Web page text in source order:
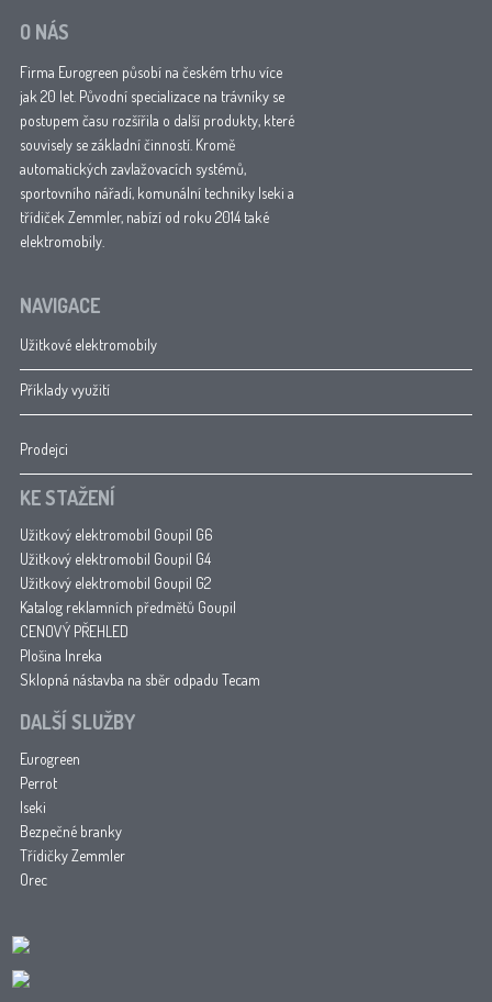
O NÁS
Firma Eurogreen působí na českém trhu více
jak 20 let. Původní specializace na trávníky se
postupem času rozšířila o další produkty, které
souvisely se základní činností. Kromě
automatických zavlažovacích systémů,
sportovního nářadí, komunální techniky Iseki a
třídiček Zemmler, nabízí od roku 2014 také
elektromobily.
NAVIGACE
Užitkové elektromobily
Příklady využití
Prodejci
KE STAŽENÍ
Užitkový elektromobil Goupil G6
Užitkový elektromobil Goupil G4
Užitkový elektromobil Goupil G2
Katalog reklamních předmětů Goupil
CENOVÝ PŘEHLED
Plošina Inreka
Sklopná nástavba na sběr odpadu Tecam
DALŠÍ SLUŽBY
Eurogreen
Perrot
Iseki
Bezpečné branky
Třídičky Zemmler
Orec